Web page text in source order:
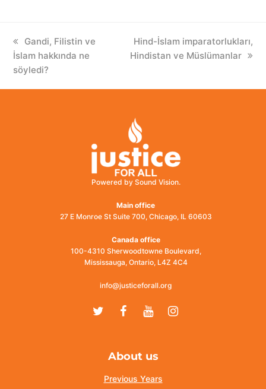
previous
post:
Gandi, Filistin ve
İslam hakkında ne
söyledi?
next
post:
Hind-İslam imparatorlukları,
Hindistan ve Müslümanlar
Powered by Sound Vision.
Main office
27 E Monroe St Suite 700, Chicago, IL 60603
Canada office
100-4310 Sherwoodtowne Boulevard,
Mississauga, Ontario, L4Z 4C4
info@justiceforall.org
TwitterFacebook
YoutubeInstagram
About us
Previous Years